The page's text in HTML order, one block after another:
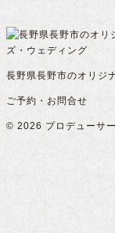
長野県長野市のオリジ
ご予約・お問合せ
© 2026 プロデューサ